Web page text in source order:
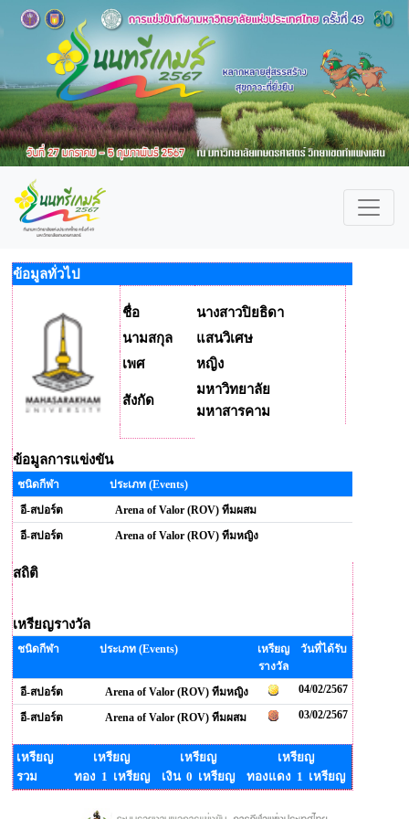
ข้อมูลทั่วไป
ชื่อ
นางสาวปิยธิดา
นามสกุล
แสนวิเศษ
เพศ
หญิง
สังกัด
มหาวิทยาลัย
มหาสารคาม
ข้อมูลการแข่งขัน
ชนิดกีฬา
ประเภท (Events)
อี-สปอร์ต
Arena of Valor (ROV) ทีมผสม
อี-สปอร์ต
Arena of Valor (ROV) ทีมหญิง
สถิติ
เหรียญรางวัล
ชนิดกีฬา ประเภท (Events)
เหรียญ
รางวัล
วันที่ได้รับ
อี-สปอร์ต Arena of Valor (ROV) ทีมหญิง 04/02/2567
อี-สปอร์ต Arena of Valor (ROV) ทีมผสม 03/02/2567
เหรียญ
รวม
เหรียญ
ทอง 1 เหรียญ
เหรียญ
เงิน 0 เหรียญ
เหรียญ
ทองแดง 1 เหรียญ